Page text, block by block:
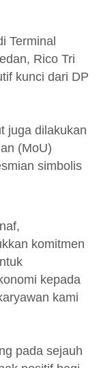
Terminal
Rico Tri
kunci dari DP
juga dilakukan
(MoU)
simbolis
komitmen
kepada
kami
pada sejauh